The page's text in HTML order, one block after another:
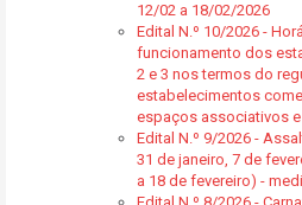
12/02 a 18/02/2026
Edital N.º 10/2026 -
funcionamento dos
2 e 3 nos termos do
estabelecimentos
espaços associativos
Edital N.º 9/2026 -
31 de janeiro, 7 de
a 18 de fevereiro) -